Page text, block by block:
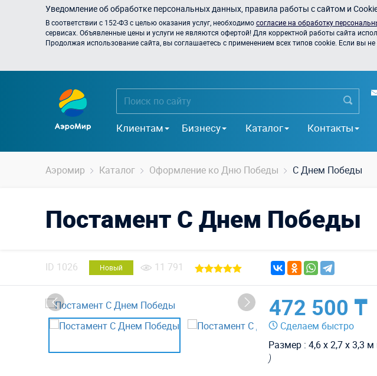
Уведомление об обработке персональных данных, правила работы с сайтом и
В соответствии с 152-ФЗ с целью оказания услуг, необходимосогласие на обработку
сервисах. Объявленные цены и услуги не являются офертой! Для корректной работы сайта
Продолжая использование сайта, вы соглашаетесь с применением всех типов cookie. Если вы
Клиентам Бизнесу Каталог Контакты
Аэромир Каталог Оформление ко Дню Победы С Днем Победы
Постамент С Днем Победы
ID 1026 Новый 11 791
472 500 ₸
Сделаем быстро
Размер : 4,6 х 2,7 х 3,3
)